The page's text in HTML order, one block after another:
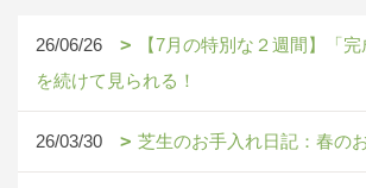
26/06/26
【7月の特別な２週間】「完
を続けて見られる！
26/03/30 芝生のお手入れ日記：春の